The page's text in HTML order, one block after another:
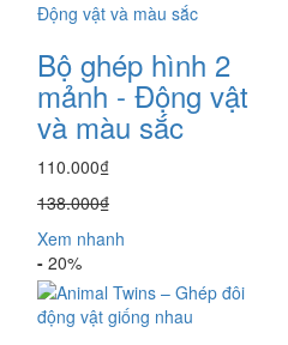
Bộ ghép hình 2
mảnh - Động vật
và màu sắc
110.000₫
138.000₫
Xem nhanh
- 20%